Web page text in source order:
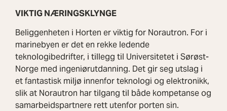
VIKTIG NÆRINGSKLYNGE
Beliggenheten i Horten er viktig for Norautron. For i
marinebyen er det en rekke ledende
teknologibedrifter, i tillegg til Universitetet i Sørøst-
Norge med ingeniørutdanning. Det gir seg utslag i
et fantastisk miljø innenfor teknologi og elektronikk,
slik at Norautron har tilgang til både kompetanse og
samarbeidspartnere rett utenfor porten sin.